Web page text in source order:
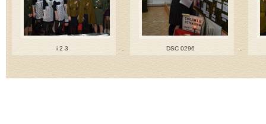
i 2 3 . DSC 0296 .